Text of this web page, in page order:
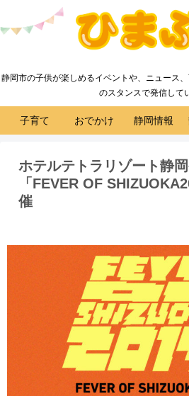
静岡市の子供が楽しめるイベントや、ニュース
のスタンスで発信して
子育て おでかけ 静岡情報
ホテルテトラリゾート静
「FEVER OF
催